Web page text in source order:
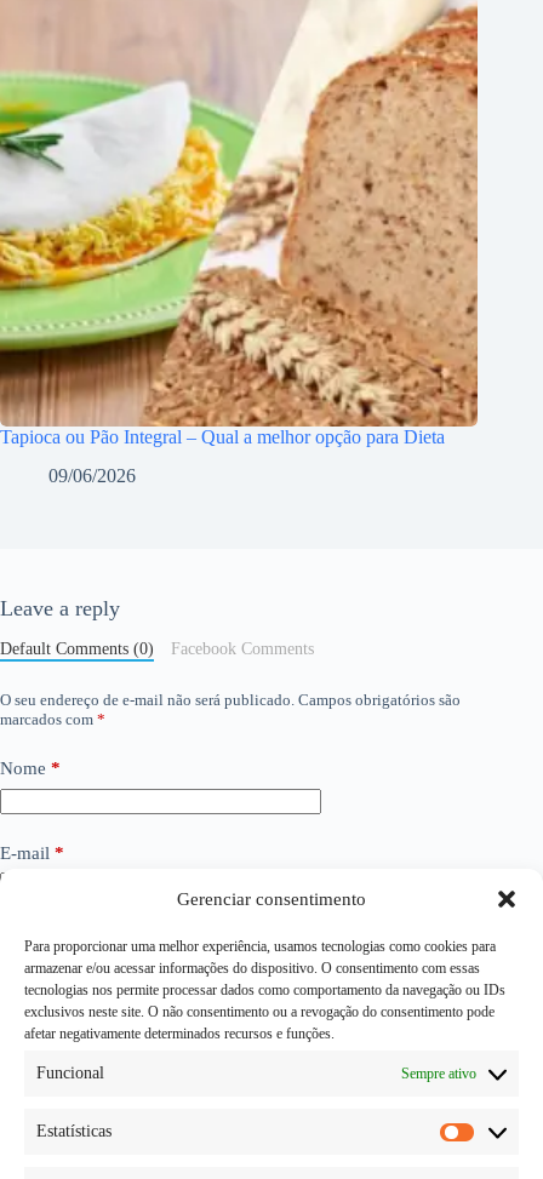
Gerenciar consentimento
Para proporcionar uma melhor experiência, usamos tecnologias como cookies para
armazenar e/ou acessar informações do dispositivo. O consentimento com essas
tecnologias nos permite processar dados como comportamento da navegação ou IDs
exclusivos neste site. O não consentimento ou a revogação do consentimento pode
afetar negativamente determinados recursos e funções.
Funcional Sempre ativo
Estatísticas
Tapioca ou Pão Integral – Qual a melhor opção para Dieta
09/06/2026
Leave a reply
Default Comments (0) Facebook Comments
O seu endereço de e-mail não será publicado. Campos obrigatórios são
marcados com *
Nome *
E-mail *
Site
Adicionar comentário*